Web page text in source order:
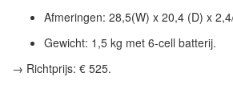
Afmeringen: 28,5(W) x 20,4 (D) x
Gewicht: 1,5 kg met 6-cell batterij.
→ Richtprijs: € 525.